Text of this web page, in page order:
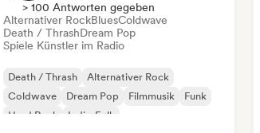
> 100 Antworten gegeben
Alternativer RockBluesColdwave
Death / ThrashDream Pop
Spiele Künstler im Radio
Death / Thrash
Alternativer Rock
Coldwave
Dream Pop Filmmusik
Funk
Hard Rock
Indie-Folk